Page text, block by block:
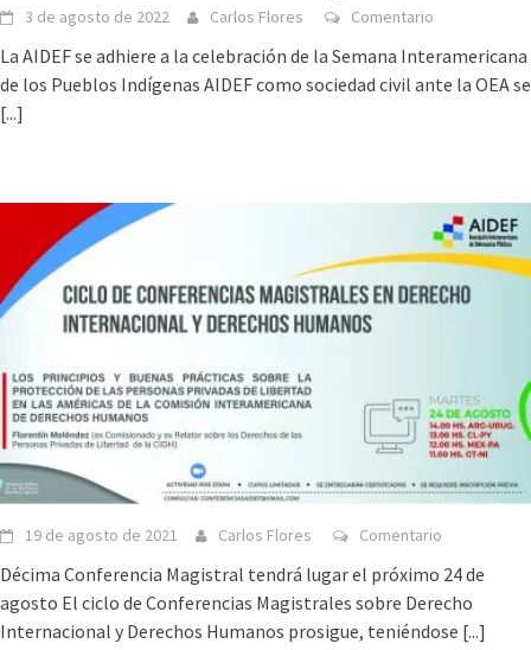
3 de agosto de 2022 Carlos Flores Comentario
La AIDEF se adhiere a la celebración de la Semana Interamericana
de los Pueblos Indígenas AIDEF como sociedad civil ante la OEA se
[...]
19 de agosto de 2021 Carlos Flores Comentario
Décima Conferencia Magistral tendrá lugar el próximo 24 de
agosto El ciclo de Conferencias Magistrales sobre Derecho
Internacional y Derechos Humanos prosigue, teniéndose [...]